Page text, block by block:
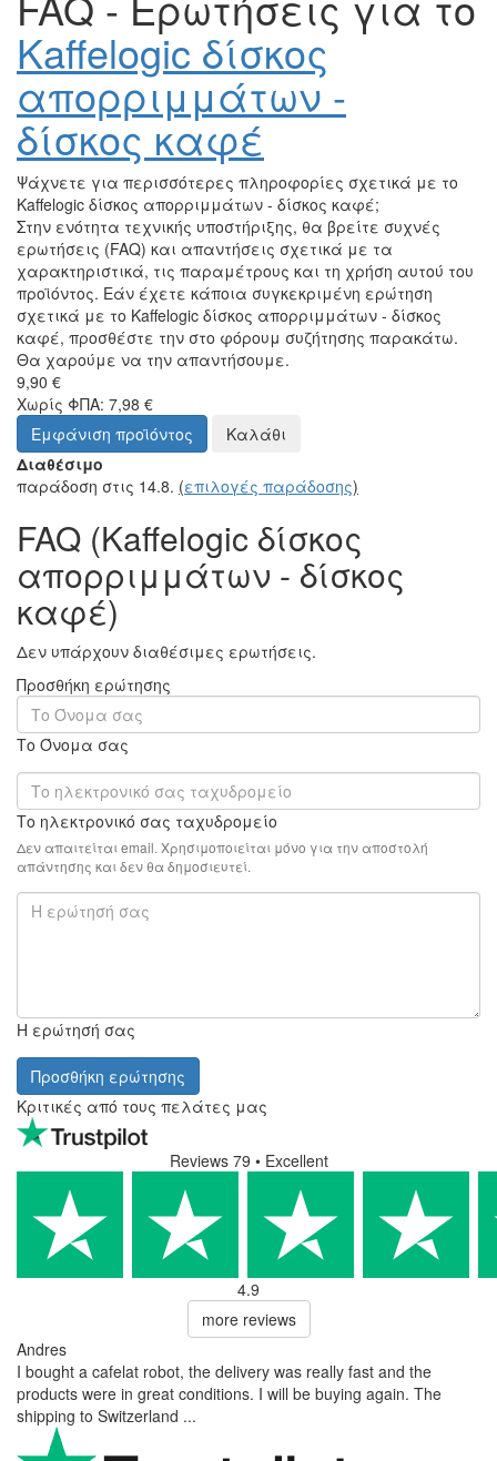
Kaffelogic δίσκος
απορριμμάτων -
δίσκος καφέ
Ψάχνετε για περισσότερες πληροφορίες σχετικά με το
Kaffelogic δίσκος απορριμμάτων - δίσκος καφέ;
Στην ενότητα τεχνικής υποστήριξης, θα βρείτε συχνές
ερωτήσεις (FAQ) και απαντήσεις σχετικά με τα
χαρακτηριστικά, τις παραμέτρους και τη χρήση αυτού του
προϊόντος. Εάν έχετε κάποια συγκεκριμένη ερώτηση
σχετικά με το Kaffelogic δίσκος απορριμμάτων - δίσκος
καφέ, προσθέστε την στο φόρουμ συζήτησης παρακάτω.
Θα χαρούμε να την απαντήσουμε.
9,90 €
Χωρίς ΦΠΑ: 7,98 €
Εμφάνιση προϊόντος
Καλάθι
Διαθέσιμο
παράδοση στις 14.8. (επιλογές παράδοσης)
FAQ (Kaffelogic δίσκος
απορριμμάτων - δίσκος
καφέ)
Δεν υπάρχουν διαθέσιμες ερωτήσεις.
Προσθήκη ερώτησης
Το Όνομα σας
Το ηλεκτρονικό σας ταχυδρομείο
Δεν απαιτείται email. Χρησιμοποιείται μόνο για την αποστολή
απάντησης και δεν θα δημοσιευτεί.
Η ερώτησή σας
Προσθήκη ερώτησης
Κριτικές από τους πελάτες μας
Reviews 79 • Excellent
4.9
more reviews
Andres
I bought a cafelat robot, the delivery was really fast and the
products were in great conditions. I will be buying again. The
shipping to Switzerland ...